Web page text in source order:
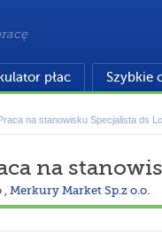
płac Szybkie
na stanowisku Specjalista ds
na
, Merkury Market Sp.z o.o.